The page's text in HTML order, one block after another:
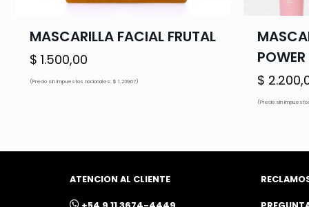
MASCARILLA FACIAL FRUTAL
$ 1.500,00
(Precio sin impuestos nacionales: $ 1.239,67) $
(Precio sin
ATENCION AL CLIENTE